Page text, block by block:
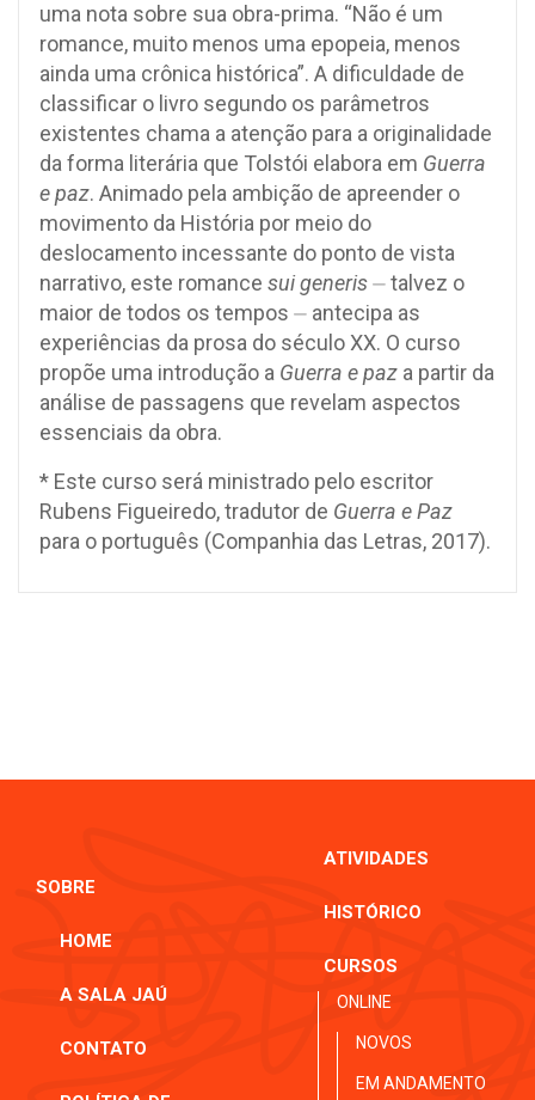
uma nota sobre sua obra-prima. “Não é um
romance, muito menos uma epopeia, menos
ainda uma crônica histórica”. A dificuldade de
classificar o livro segundo os parâmetros
existentes chama a atenção para a originalidade
da forma literária que Tolstói elabora em Guerra
e paz. Animado pela ambição de apreender o
movimento da História por meio do
deslocamento incessante do ponto de vista
narrativo, este romance sui generis⏤ talvez o
maior de todos os tempos ⏤ antecipa as
experiências da prosa do século XX. O curso
propõe uma introdução a Guerra e paza partir da
análise de passagens que revelam aspectos
essenciais da obra.
* Este curso será ministrado pelo escritor
Rubens Figueiredo, tradutor de Guerra e Paz
para o português (Companhia das Letras, 2017).
SOBRE
HOME
A SALA JAÚ
CONTATO
ATIVIDADES
HISTÓRICO
CURSOS
ONLINE
NOVOS
EM ANDAMENTO